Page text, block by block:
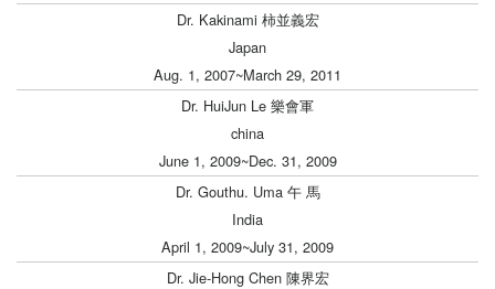
Dr. Kakinami 柿並義宏
Japan
Aug. 1, 2007~March 29, 2011
Dr. HuiJun Le 樂會軍
china
June 1, 2009~Dec. 31, 2009
Dr. Gouthu. Uma 午 馬
India
April 1, 2009~July 31, 2009
Dr. Jie-Hong Chen 陳界宏